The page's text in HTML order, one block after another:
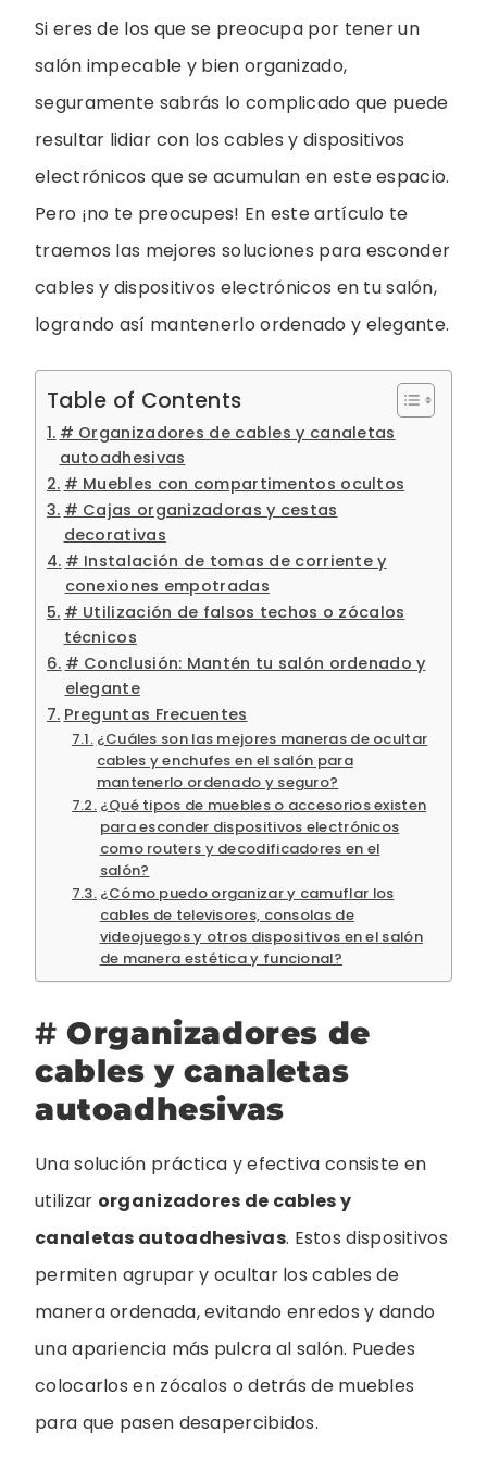
Si eres de los que se preocupa por tener un
salón impecable y bien organizado,
seguramente sabrás lo complicado que puede
resultar lidiar con los cables y dispositivos
electrónicos que se acumulan en este espacio.
Pero ¡no te preocupes! En este artículo te
traemos las mejores soluciones para esconder
cables y dispositivos electrónicos en tu salón,
logrando así mantenerlo ordenado y elegante.
Table of Contents
# Organizadores de cables y canaletas
autoadhesivas
# Muebles con compartimentos ocultos
# Cajas organizadoras y cestas
decorativas
# Instalación de tomas de corriente y
conexiones empotradas
# Utilización de falsos techos o zócalos
técnicos
# Conclusión: Mantén tu salón ordenado y
elegante
Preguntas Frecuentes
¿Cuáles son las mejores maneras de ocultar
cables y enchufes en el salón para
mantenerlo ordenado y seguro?
¿Qué tipos de muebles o accesorios existen
para esconder dispositivos electrónicos
como routers y decodificadores en el
salón?
¿Cómo puedo organizar y camuflar los
cables de televisores, consolas de
videojuegos y otros dispositivos en el salón
de manera estética y funcional?
#Organizadores de
cables y canaletas
autoadhesivas
Una solución práctica y efectiva consiste en
utilizar organizadores de cables y
canaletas autoadhesivas. Estos dispositivos
permiten agrupar y ocultar los cables de
manera ordenada, evitando enredos y dando
una apariencia más pulcra al salón. Puedes
colocarlos en zócalos o detrás de muebles
para que pasen desapercibidos.